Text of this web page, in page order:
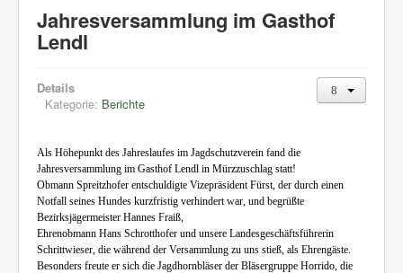
Jahresversammlung im Gasthof
Lendl
Details
Kategorie: Berichte
Als Höhepunkt des Jahreslaufes im Jagdschutzverein fand die
Jahresversammlung im Gasthof Lendl in Mürzzuschlag statt!
Obmann Spreitzhofer entschuldigte Vizepräsident Fürst, der durch einen
Notfall seines Hundes kurzfristig verhindert war, und begrüßte
Bezirksjägermeister Hannes Fraiß,
Ehrenobmann Hans Schrotthofer und unsere Landesgeschäftsführerin
Schrittwieser, die während der Versammlung zu uns stieß, als Ehrengäste.
Besonders freute er sich die Jagdhornbläser der Bläsergruppe Horrido, die